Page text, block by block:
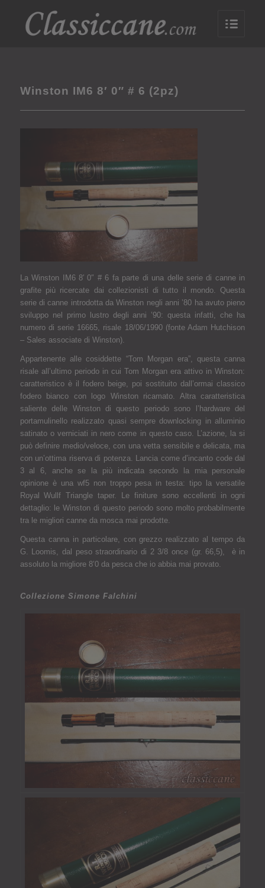
Winston IM6 8′ 0″ # 6 (2pz)
La Winston IM6 8′ 0″ # 6 fa parte di una delle serie di canne in
grafite più ricercate dai collezionisti di tutto il mondo. Questa
serie di canne introdotta da Winston negli anni ’80 ha avuto pieno
sviluppo nel primo lustro degli anni ’90: questa infatti, che ha
numero di serie 16665, risale 18/06/1990 (fonte Adam Hutchison
– Sales associate di Winston).
Appartenente alle cosiddette “Tom Morgan era”, questa canna
risale all’ultimo periodo in cui Tom Morgan era attivo in Winston:
caratteristico è il fodero beige, poi sostituito dall’ormai classico
fodero bianco con logo Winston ricamato. Altra caratteristica
saliente delle Winston di questo periodo sono l’hardware del
portamulinello realizzato quasi sempre downlocking in alluminio
satinato o verniciati in nero come in questo caso. L’azione, la si
può definire medio/veloce, con una vetta sensibile e delicata, ma
con un’ottima riserva di potenza. Lancia come d’incanto code dal
3 al 6, anche se la più indicata secondo la mia personale
opinione è una wf5 non troppo pesa in testa: tipo la versatile
Royal Wullf Triangle taper. Le finiture sono eccellenti in ogni
dettaglio: le Winston di questo periodo sono molto probabilmente
tra le migliori canne da mosca mai prodotte.
Questa cannain particolare, con grezzo realizzato al tempo da
G. Loomis, dal peso straordinario di 2 3/8 once (gr. 66,5), è in
assoluto la migliore 8’0 da pesca che io abbia mai provato.
Collezione Simone Falchini